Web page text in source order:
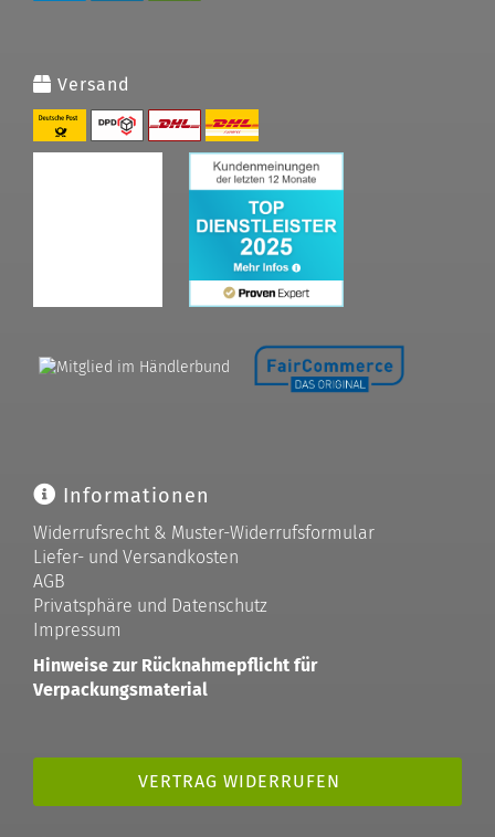
Versand
Informationen
Widerrufsrecht & Muster-Widerrufsformular
Liefer- und Versandkosten
AGB
Privatsphäre und Datenschutz
Impressum
Hinweise zur Rücknahmepflicht für
Verpackungsmaterial
VERTRAG WIDERRUFEN